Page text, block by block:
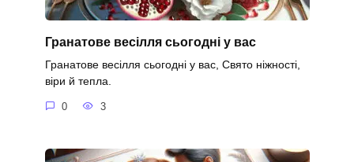
Гранатове весілля сьогодні у вас
Гранатове весілля сьогодні у вас, Свято ніжності,
віри й тепла.
0 3